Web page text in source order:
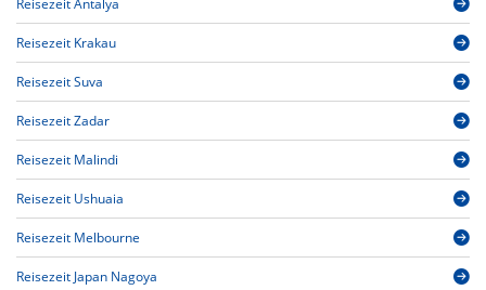
Reisezeit Antalya
Reisezeit Krakau
Reisezeit Suva
Reisezeit Zadar
Reisezeit Malindi
Reisezeit Ushuaia
Reisezeit Melbourne
Reisezeit Japan Nagoya